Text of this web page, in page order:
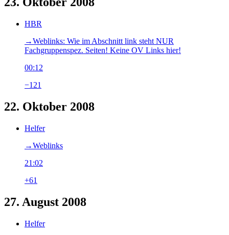
HBR
→‎Weblinks: Wie im Abschnitt link steht NUR
Fachgruppenspez. Seiten! Keine OV Links hier!
00:12
−121
22. Oktober 2008
Helfer
→‎Weblinks
21:02
+61
27. August 2008
Helfer